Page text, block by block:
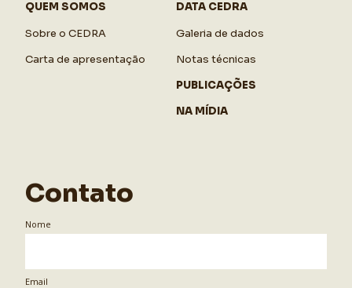
QUEM SOMOS
Sobre o CEDRA
Carta de apresentação
DATA CEDRA
Galeria de dados
Notas técnicas
PUBLICAÇÕES
NA MÍDIA
Contato
Nome
Email